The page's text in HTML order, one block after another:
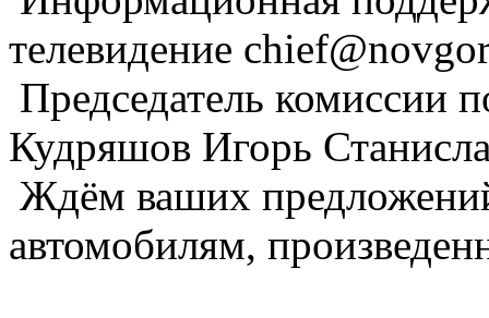
телевидение
Председатель комиссии
Кудряшов Игорь
Ждём ваших
автомобилям,